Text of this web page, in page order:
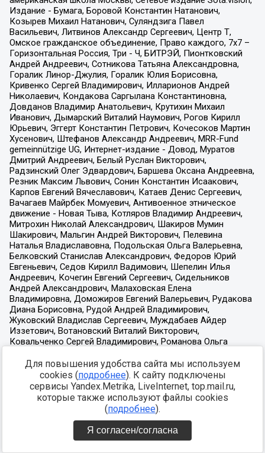
Для повышения удобства сайта мы используем
cookies (подробнее). К сайту подключены
сервисы Yandex.Metrika, LiveInternet, top.mail.ru,
которые также используют файлы cookies
(подробнее).
Я согласен/согласна